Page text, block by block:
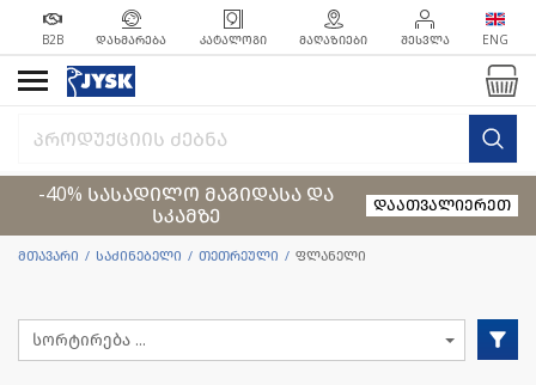
B2B ᲓᲐᲮᲛᲐᲠᲔᲑᲐ ᲙᲐᲢᲐᲚᲝᲒᲘ ᲛᲐᲦᲐᲖᲘᲔᲑᲘ ᲨᲔᲡᲕᲚᲐ ENG
-40% სასადილო მაგიდასა და
სკამზე
დაათვალიერეთ
მთავარი საძინებელი თეთრეული ფლანელი